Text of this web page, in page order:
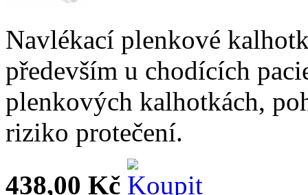
Navlékací plenkové
především u chodících
plenkových kalhotkách,
riziko protečení.
438,00 Kč